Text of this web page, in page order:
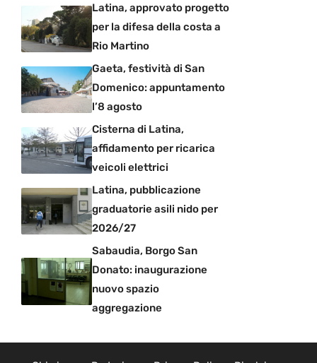
Latina, approvato progetto
per la difesa della costa a
Rio Martino
Gaeta, festività di San
Domenico: appuntamento
l’8 agosto
Cisterna di Latina,
affidamento per ricarica
veicoli elettrici
Latina, pubblicazione
graduatorie asili nido per
2026/27
Sabaudia, Borgo San
Donato: inaugurazione
nuovo spazio
aggregazione